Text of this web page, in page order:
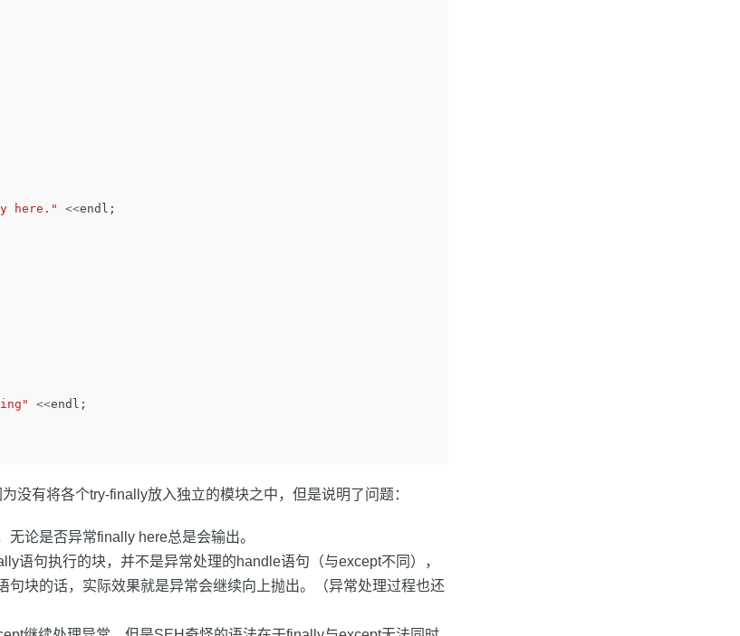
here." <<endl ;
<<endl ;
没有将各个try-finally放入独立的模块之中，但是说明了问题：
无论是否异常finally here总是会输出。
语句执行的块，并不是异常处理的handle语句（与except不同），
句块的话，实际效果就是异常会继续向上抛出。（异常处理过程也还